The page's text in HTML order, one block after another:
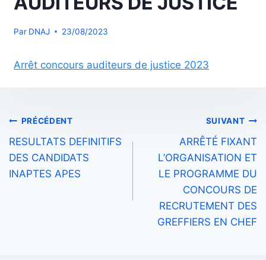
Par DNAJ 23/08/2023
Arrêt concours auditeurs de justice 2023
Navigation
de
l’article
PRÉCÉDENT
RESULTATS DEFINITIFS
DES CANDIDATS
INAPTES APES
SUIVANT
ARRÊTÉ FIXANT
L’ORGANISATION ET
LE PROGRAMME DU
CONCOURS DE
RECRUTEMENT DES
GREFFIERS EN CHEF